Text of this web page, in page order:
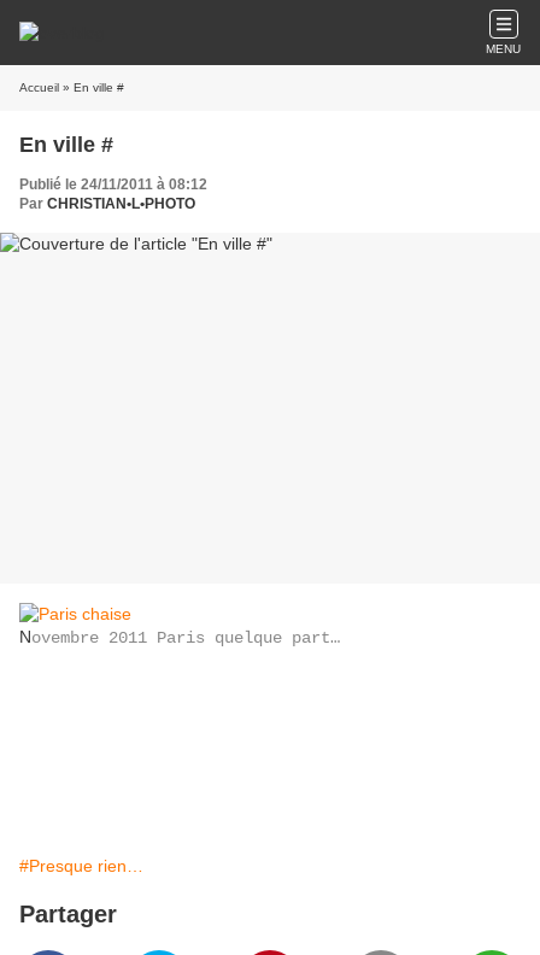
MENU
Accueil » En ville #
En ville #
Publié le 24/11/2011 à 08:12
Par CHRISTIAN•L•PHOTO
Novembre 2011 Paris quelque part…
#Presque rien…
Partager